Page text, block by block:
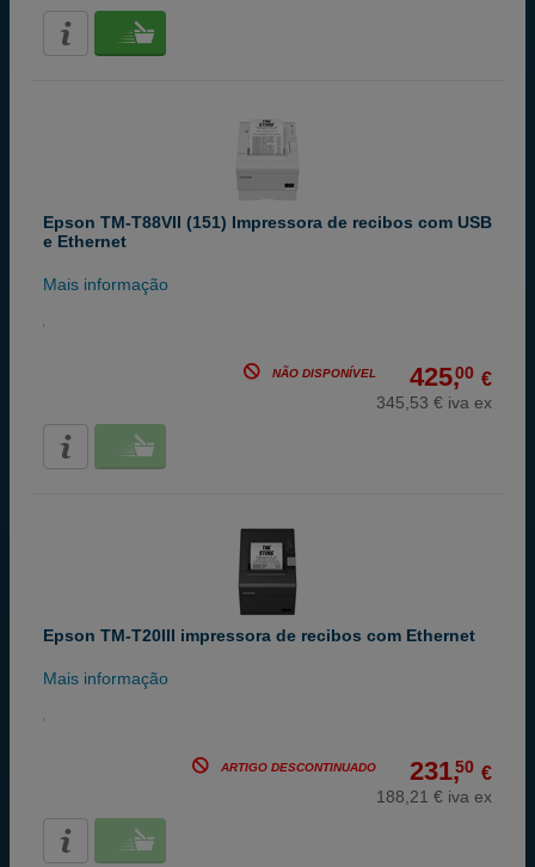
Epson TM-T88VII (151) Impressora de recibos com USB
e Ethernet
Mais informação
425,00 €
345,53 € iva ex
NÃO DISPONÍVEL
Epson TM-T20III impressora de recibos com Ethernet
Mais informação
231,50 €
188,21 € iva ex
ARTIGO DESCONTINUADO